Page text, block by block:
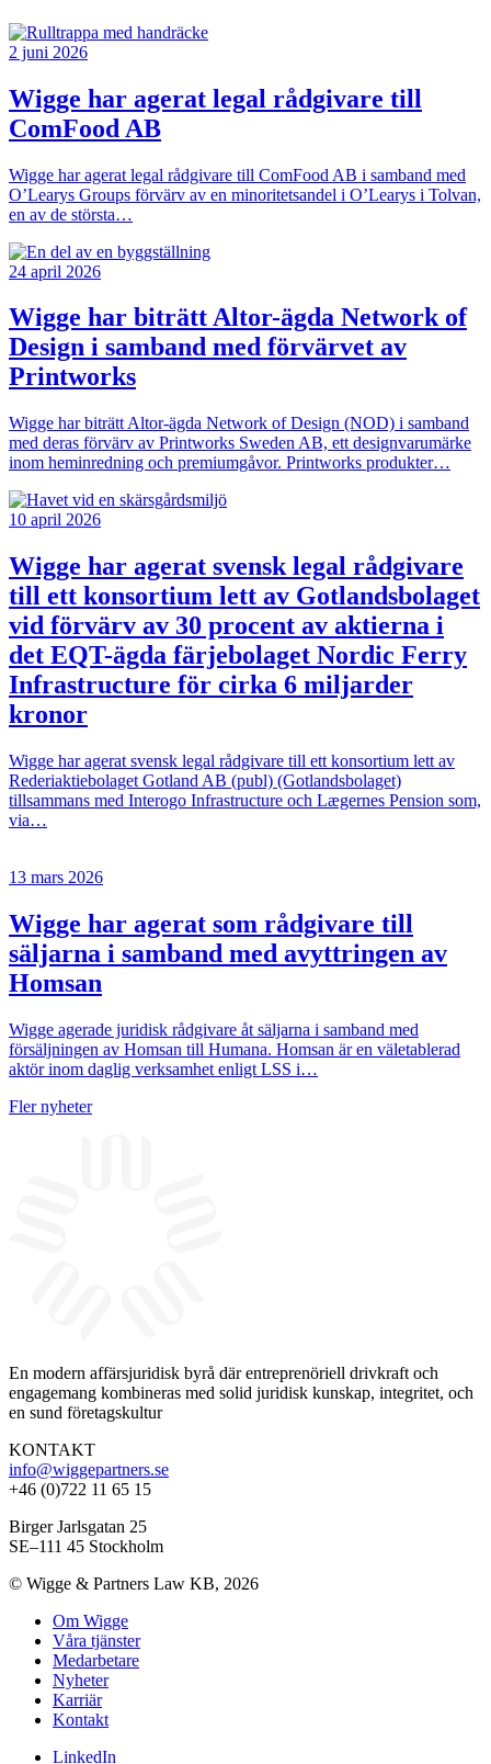
2 juni 2026
Wigge har agerat legal rådgivare till
ComFood AB
Wigge har agerat legal rådgivare till ComFood AB i samband med
O’Learys Groups förvärv av en minoritetsandel i O’Learys i Tolvan,
en av de största…
24 april 2026
Wigge har biträtt Altor-ägda Network of
Design i samband med förvärvet av
Printworks
Wigge har biträtt Altor-ägda Network of Design (NOD) i samband
med deras förvärv av Printworks Sweden AB, ett designvarumärke
inom heminredning och premiumgåvor. Printworks produkter…
10 april 2026
Wigge har agerat svensk legal rådgivare
till ett konsortium lett av Gotlandsbolaget
vid förvärv av 30 procent av aktierna i
det EQT-ägda färjebolaget Nordic Ferry
Infrastructure för cirka 6 miljarder
kronor
Wigge har agerat svensk legal rådgivare till ett konsortium lett av
Rederiaktiebolaget Gotland AB (publ) (Gotlandsbolaget)
tillsammans med Interogo Infrastructure och Lægernes Pension som,
via…
13 mars 2026
Wigge har agerat som rådgivare till
säljarna i samband med avyttringen av
Homsan
Wigge agerade juridisk rådgivare åt säljarna i samband med
försäljningen av Homsan till Humana. Homsan är en väletablerad
aktör inom daglig verksamhet enligt LSS i…
Fler nyheter
En modern affärsjuridisk byrå där entreprenöriell drivkraft och
engagemang kombineras med solid juridisk kunskap, integritet, och
en sund företagskultur
KONTAKT
info@wiggepartners.se
+46 (0)722 11 65 15
Birger Jarlsgatan 25
SE–111 45 Stockholm
© Wigge & Partners Law KB, 2026
Om Wigge
Våra tjänster
Medarbetare
Nyheter
Karriär
Kontakt
LinkedIn